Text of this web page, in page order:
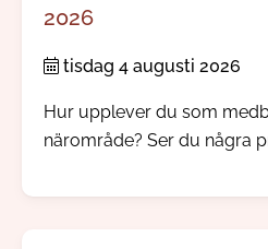
2026
tisdag 4 augusti 2026
Hur upplever du som
närområde? Ser du några
årliga